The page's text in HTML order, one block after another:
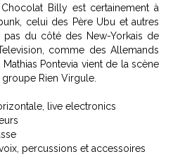
Billy est certainement à
celui des Père Ubu et autres
du côté des New-Yorkais de
comme des Allemands
Pontevia vient de la scène
Rien Virgule.
live electronics
percussions et accessoires